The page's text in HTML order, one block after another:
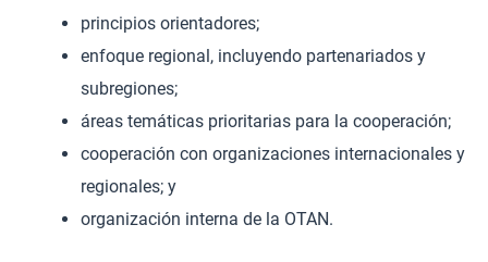
principios orientadores;
enfoque regional, incluyendo partenariados y
subregiones;
áreas temáticas prioritarias para la cooperación;
cooperación con organizaciones internacionales y
regionales; y
organización interna de la OTAN.